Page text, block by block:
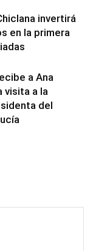
invertirá
en la primera
a Ana
visita a la
del